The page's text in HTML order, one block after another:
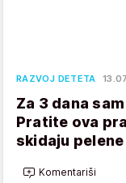
RAZVOJ DETETA
Za 3 dana
Pratite ova
skidaju pelene
Komentariši